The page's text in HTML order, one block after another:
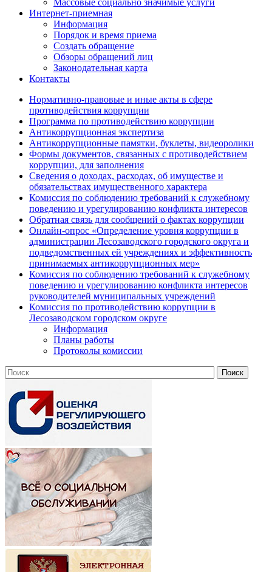
Массовые социально значимые услуги
Интернет-приемная
Информация
Порядок и время приема
Создать обращение
Обзоры обращений лиц
Законодательная карта
Контакты
Нормативно-правовые и иные акты в сфере
противодействия коррупции
Программа по противодействию коррупции
Антикоррупционная экспертиза
Антикоррупционные памятки, буклеты, видеоролики
Формы документов, связанных с противодействием
коррупции, для заполнения
Сведения о доходах, расходах, об имуществе и
обязательствах имущественного характера
Комиссия по соблюдению требований к служебному
поведению и урегулированию конфликта интересов
Обратная связь для сообщений о фактах коррупции
Онлайн-опрос «Определение уровня коррупции в
администрации Лесозаводского городского округа и
подведомственных ей учреждениях и эффективность
принимаемых антикоррупционных мер»
Комиссия по соблюдению требований к служебному
поведению и урегулированию конфликта интересов
руководителей муниципальных учреждений
Комиссия по противодействию коррупции в
Лесозаводском городском округе
Информация
Планы работы
Протоколы комиссии